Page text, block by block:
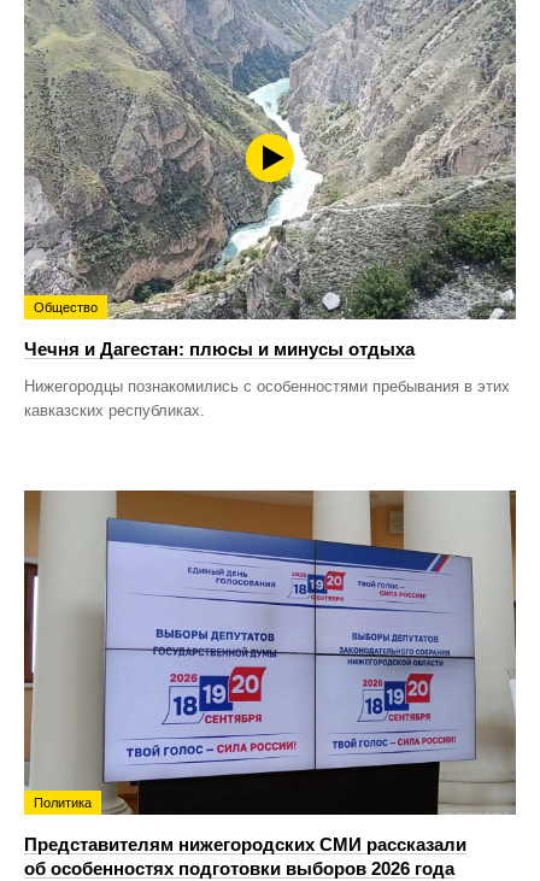
Общество
Чечня и Дагестан: плюсы и минусы отдыха
Нижегородцы познакомились с особенностями пребывания в этих
кавказских республиках.
Политика
Представителям нижегородских СМИ рассказали
об особенностях подготовки выборов 2026 года